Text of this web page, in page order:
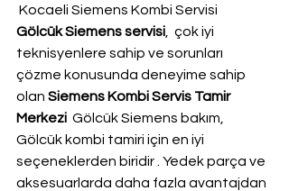
Kocaeli Siemens Kombi Servisi
Gölcük Siemens servisi ,  çok iyi
teknisyenlere sahip ve sorunları
çözme konusunda deneyime sahip
olan Siemens Kombi Servis Tamir
Merkezi Gölcük Siemens bakım,
Gölcük kombi tamiri için en iyi
seçeneklerden biridir . Yedek parça ve
aksesuarlarda daha fazla avantajdan